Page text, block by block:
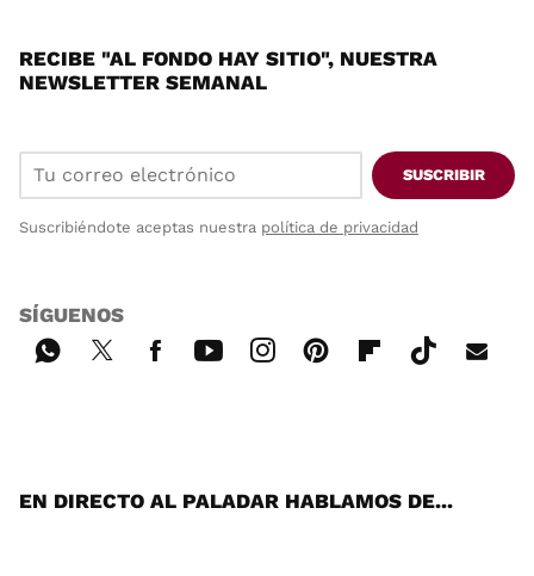
RECIBE "AL FONDO HAY SITIO", NUESTRA
NEWSLETTER SEMANAL
SUSCRIBIR
Suscribiéndote aceptas nuestra política de privacidad
SÍGUENOS
EN DIRECTO AL PALADAR HABLAMOS DE...